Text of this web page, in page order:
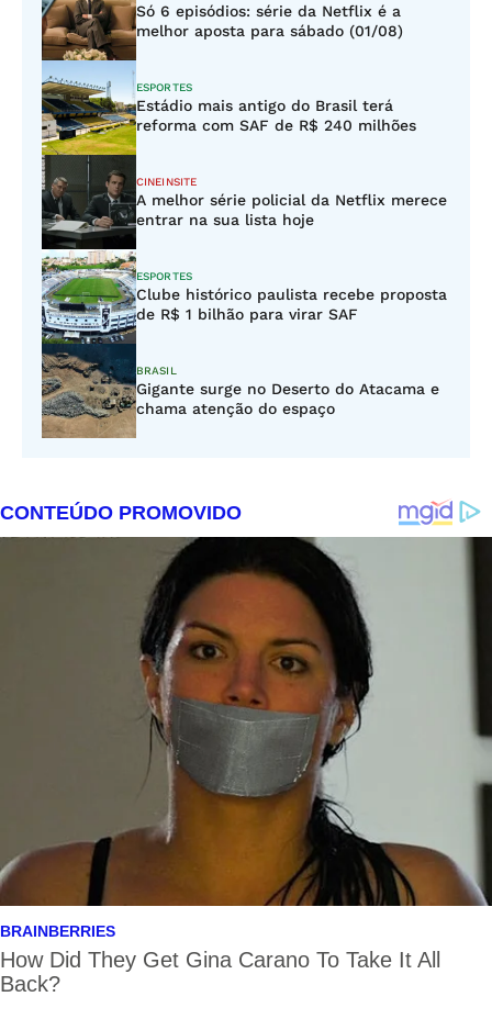
Só 6 episódios: série da Netflix é a
melhor aposta para sábado (01/08)
ESPORTES
Estádio mais antigo do Brasil terá
reforma com SAF de R$ 240 milhões
CINEINSITE
A melhor série policial da Netflix merece
entrar na sua lista hoje
ESPORTES
Clube histórico paulista recebe proposta
de R$ 1 bilhão para virar SAF
BRASIL
Gigante surge no Deserto do Atacama e
chama atenção do espaço